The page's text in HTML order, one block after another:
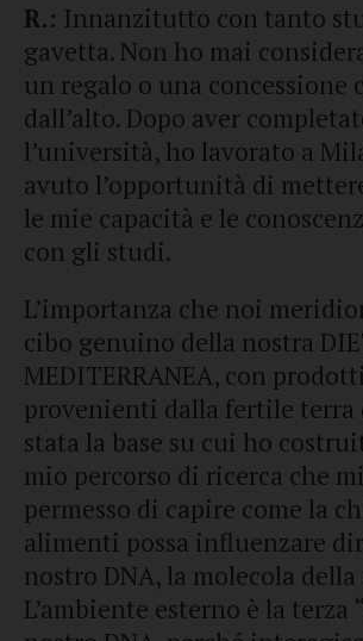
R.: Innanzitutto con tanto
gavetta. Non ho mai
un regalo o una concessione
dall’alto. Dopo aver
l’università, ho lavorato a
avuto l’opportunità di
le mie capacità e le
con gli studi.
L’importanza che noi
cibo genuino della nostra
MEDITERRANEA, con
provenienti dalla fertile terra
stata la base su cui ho
mio percorso di ricerca che
permesso di capire come la
alimenti possa influenzare
nostro DNA, la molecola
L’ambiente esterno è la terza